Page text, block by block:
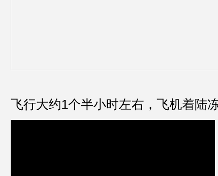
飞行大约1个半小时左右，飞机着陆